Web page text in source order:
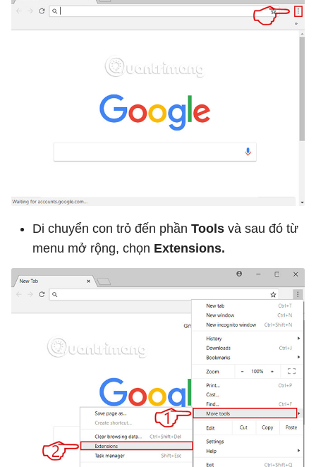
Di chuyển con trỏ đến phần Tools và sau đó từ
menu mở rộng, chọn Extensions.